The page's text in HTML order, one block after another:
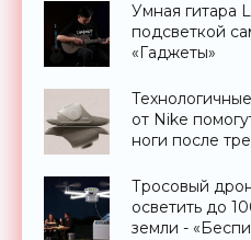
Умная гитара
подсветкой
«Гаджеты»
от Nike
ноги после
Тросовый
осветить до
земли -